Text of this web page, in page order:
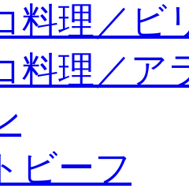
料理／ビ
料理／ア
ビーフ